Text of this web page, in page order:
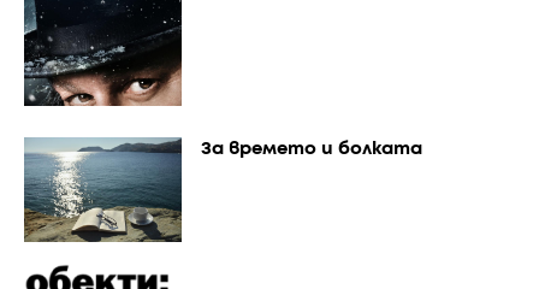
За времето и болката